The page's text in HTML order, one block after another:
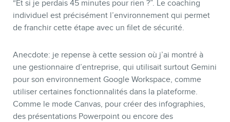
“Et si je perdais 45 minutes pour rien ?”. Le coaching
individuel est précisément l’environnement qui permet
de franchir cette étape avec un filet de sécurité.
Anecdote: je repense à cette session où j’ai montré à
une gestionnaire d’entreprise, qui utilisait surtout Gemini
pour son environnement Google Workspace, comme
utiliser certaines fonctionnalités dans la plateforme.
Comme le mode Canvas, pour créer des infographies,
des présentations Powerpoint ou encore des